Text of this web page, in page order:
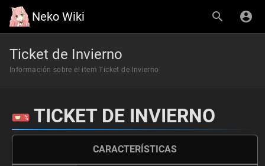
Neko Wiki
Ticket de Invierno
Información sobre el item Ticket de Invierno
TICKET DE INVIERNO
CARACTERÍSTICAS